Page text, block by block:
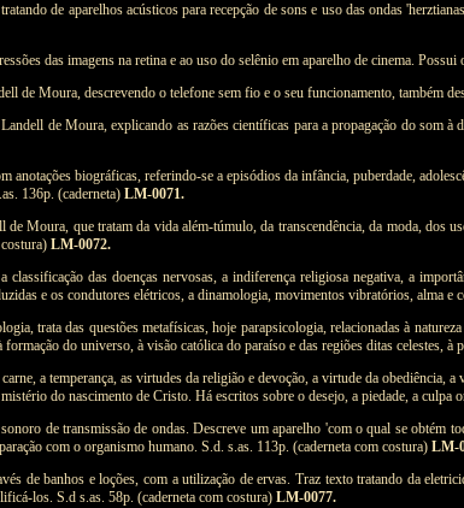
de aparelhos acústicos para recepção de sons e uso das ondas
das imagens na retina e ao uso do selênio em aparelho de cinema. Possui
de Moura, descrevendo o telefone sem fio e o seu funcionamento, também
de Moura, explicando as razões científicas para a propagação do som
biográficas, referindo-se a episódios da infância, puberdade,
136p. (caderneta) LM-0071.
Moura, que tratam da vida além-túmulo, da transcendência, da moda, dos
LM-0072.
das doenças nervosas, a indiferença religiosa negativa, a
e os condutores elétricos, a dinamologia, movimentos vibratórios, alma
trata das questões metafísicas, hoje parapsicologia, relacionadas à
do universo, à visão católica do paraíso e das regiões ditas celestes,
a temperança, as virtudes da religião e devoção, a virtude da obediência,
do nascimento de Cristo. Há escritos sobre o desejo, a piedade, a
de transmissão de ondas. Descreve um aparelho 'com o qual se obtém
com o organismo humano. S.d. s.as. 113p. (caderneta com costura) LM-
de banhos e loções, com a utilização de ervas. Traz texto tratando da
los. S.d s.as. 58p. (caderneta com costura) LM-0077.